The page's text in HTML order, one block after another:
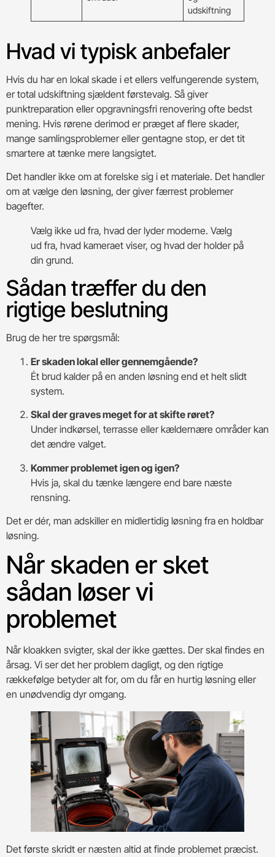
udskiftning
Hvad vi typisk anbefaler
Hvis du har en lokal skade i et ellers velfungerende system,
er total udskiftning sjældent førstevalg. Så giver
punktreparation eller opgravningsfri renovering ofte bedst
mening. Hvis rørene derimod er præget af flere skader,
mange samlingsproblemer eller gentagne stop, er det tit
smartere at tænke mere langsigtet.
Det handler ikke om at forelske sig i et materiale. Det handler
om at vælge den løsning, der giver færrest problemer
bagefter.
Vælg ikke ud fra, hvad der lyder moderne. Vælg
ud fra, hvad kameraet viser, og hvad der holder på
din grund.
Sådan træffer du den
rigtige beslutning
Brug de her tre spørgsmål:
Er skaden lokal eller gennemgående?
Ét brud kalder på en anden løsning end et helt slidt
system.
Skal der graves meget for at skifte røret?
Under indkørsel, terrasse eller kældernære områder kan
det ændre valget.
Kommer problemet igen og igen?
Hvis ja, skal du tænke længere end bare næste
rensning.
Det er dér, man adskiller en midlertidig løsning fra en holdbar
løsning.
Når skaden er sket
sådan løser vi
problemet
Når kloakken svigter, skal der ikke gættes. Der skal findes en
årsag. Vi ser det her problem dagligt, og den rigtige
rækkefølge betyder alt for, om du får en hurtig løsning eller
en unødvendig dyr omgang.
Det første skridt er næsten altid at finde problemet præcist.